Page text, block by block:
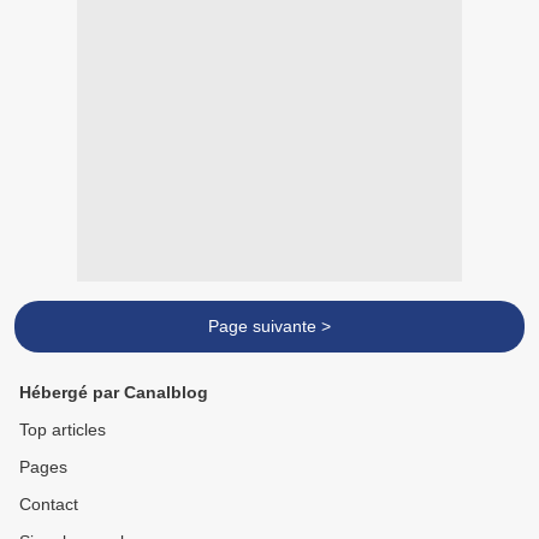
Page suivante >
Hébergé par Canalblog
Top articles
Pages
Contact